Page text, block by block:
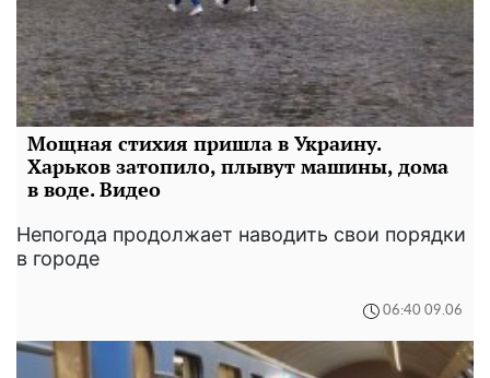
Мощная стихия пришла в Украину.
Харьков затопило, плывут машины, дома
в воде. Видео
Непогода продолжает наводить свои порядки
в городе
06:40 09.06